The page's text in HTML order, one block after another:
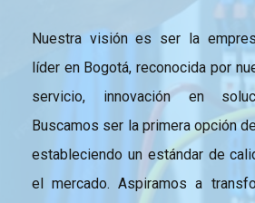
Nuestra visión es ser la
líder en Bogotá, reconocida por
servicio, innovación en
Buscamos ser la primera opción
estableciendo un estándar de
el mercado. Aspiramos a